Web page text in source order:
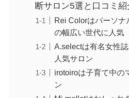
断サロン5選と口コミ紹
Rei Colorはパーソナ
の幅広い世代に人気
A.selectは有名女性
人気サロン
irotoiroは子育て中の
ン